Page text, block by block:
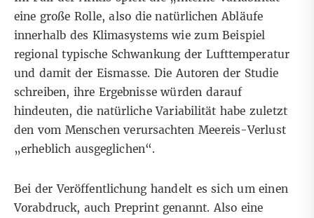
eine große Rolle, also die natürlichen Abläufe
innerhalb des Klimasystems wie zum Beispiel
regional typische Schwankung der Lufttemperatur
und damit der Eismasse. Die Autoren der Studie
schreiben, ihre Ergebnisse würden darauf
hindeuten, die natürliche Variabilität habe zuletzt
den vom Menschen verursachten Meereis-Verlust
„erheblich ausgeglichen“.
Bei der Veröffentlichung handelt es sich um einen
Vorabdruck, auch Preprint genannt. Also eine